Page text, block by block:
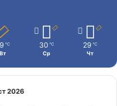
℃
Вт
30 ℃
Ср
29 ℃
Чт
2026